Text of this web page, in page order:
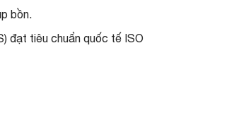
bồn.
đạt tiêu chuẩn quốc tế ISO